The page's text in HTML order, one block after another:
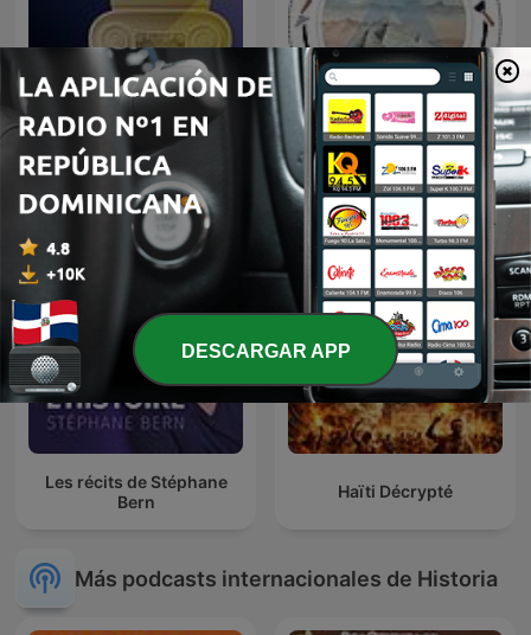
Curiosidades de la
Historia National
Geographic
Digging Up Ancient Aliens
Les récits de Stéphane
Bern
Haïti Décrypté
Más podcasts internacionales de Historia
DESCARGAR APP